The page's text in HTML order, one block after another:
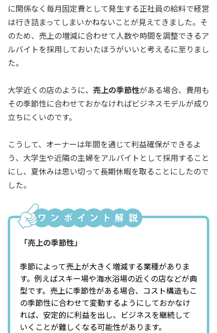
に関係なく毎月固定費として発生する正社員の給料で経営
は行き詰まってしまいかねないことが見えてきました。そ
のため、売上の増減に合わせて人数や時間を調整できるア
ルバイトを採用しておいたほうがいいと考えるに至りまし
た。
大学近くの店のように、 売上の季節性がある場合、費用も
その季節性に合わせておかなければビジネスモデルが成り
立ちにくいのです。
こうして、オーナーは年間を通じて利益確保ができるよ
う、大学生や近隣の主婦をアルバイトとして採用すること
にし、夏休みは思い切って長期休暇を取ることにしたので
した。
「売上の季節性」
季節によって売上が大きく増減する業種がありま
す。例えばスキー場や海水浴場の近くの店などが典
型です。売上に季節性がある場合、コスト構造もこ
の季節性に合わせて変動するようにしておかなけ
れば、安定的に利益を出し、ビジネスを継続して
いくことが難しくなる可能性があります。